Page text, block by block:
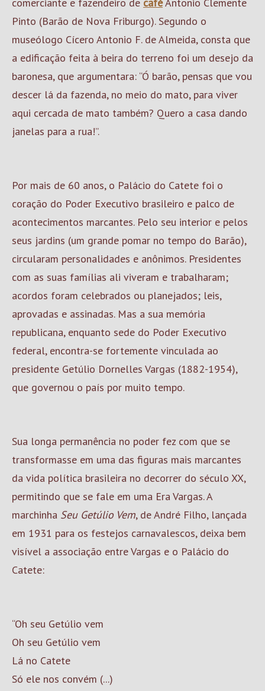
Pinto (Barão de Nova Friburgo). Segundo o
museólogo Cícero Antonio F. de Almeida, consta que
a edificação feita à beira do terreno foi um desejo da
baronesa, que argumentara: “Ó barão, pensas que vou
descer lá da fazenda, no meio do mato, para viver
aqui cercada de mato também? Quero a casa dando
janelas para a rua!”.
Por mais de 60 anos, o Palácio do Catete foi o
coração do Poder Executivo brasileiro e palco de
acontecimentos marcantes. Pelo seu interior e pelos
seus jardins (um grande pomar no tempo do Barão),
circularam personalidades e anônimos. Presidentes
com as suas famílias ali viveram e trabalharam;
acordos foram celebrados ou planejados; leis,
aprovadas e assinadas. Mas a sua memória
republicana, enquanto sede do Poder Executivo
federal, encontra-se fortemente vinculada ao
presidente Getúlio Dornelles Vargas (1882-1954),
que governou o país por muito tempo.
Sua longa permanência no poder fez com que se
transformasse em uma das figuras mais marcantes
da vida política brasileira no decorrer do século XX,
permitindo que se fale em uma Era Vargas. A
marchinha Seu Getúlio Vem, de André Filho, lançada
em 1931 para os festejos carnavalescos, deixa bem
visível a associação entre Vargas e o Palácio do
Catete:
“Oh seu Getúlio vem
Oh seu Getúlio vem
Lá no Catete
Só ele nos convém (...)